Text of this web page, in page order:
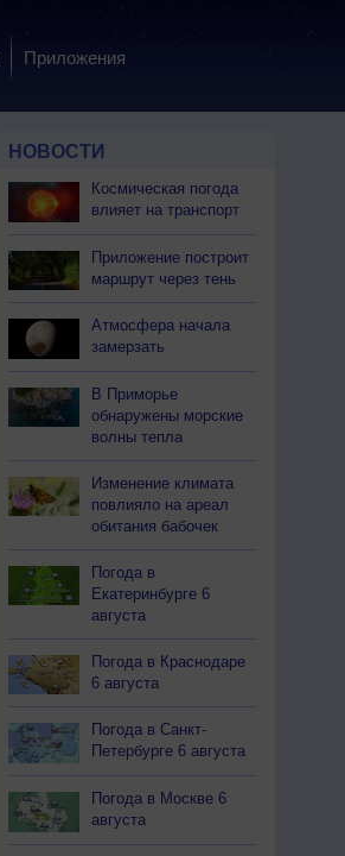
Приложения
НОВОСТИ
Космическая погода
влияет на транспорт
Приложение построит
маршрут через тень
Атмосфера начала
замерзать
В Приморье
обнаружены морские
волны тепла
Изменение климата
повлияло на ареал
обитания бабочек
Погода в
Екатеринбурге 6
августа
Погода в Краснодаре
6 августа
Погода в Санкт-
Петербурге 6 августа
Погода в Москве 6
августа